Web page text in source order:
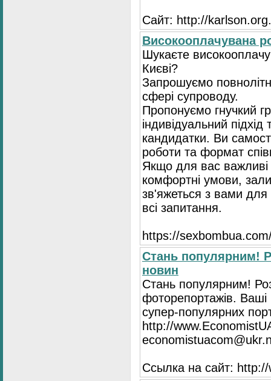
Сайт: http://
Високооплачувана
Шукаєте
Києві?
Запрошуємо
сфері супроводу.
Пропонуємо гнучкий
індивідуальний
кандидатки. Ви
роботи та формат
Якщо для вас важливі
комфортні умови,
зв'яжеться з вами для
всі запитання.
https://
Стань популярним!
новин
Стань популярним!
фоторепортажів. Ваші
супер-популярних
http://
Ссылка на сайт: